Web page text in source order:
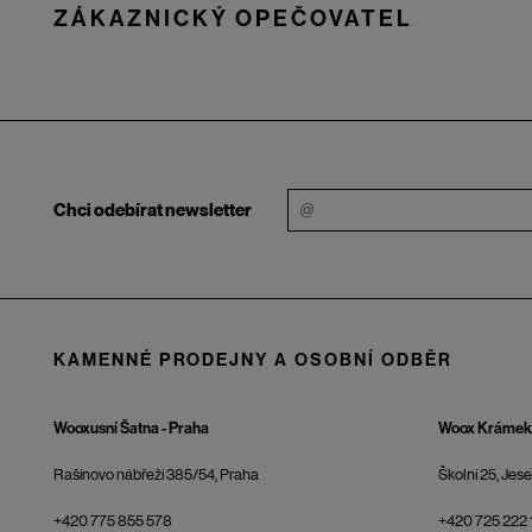
ZÁKAZNICKÝ OPEČOVATEL
Chci odebírat newsletter
KAMENNÉ PRODEJNY A OSOBNÍ ODBĚR
Wooxusní Šatna - Praha
Rašínovo nábřeží 385/54, Praha
+420 775 855 578
Woox
Školní 25,
+420 725 222